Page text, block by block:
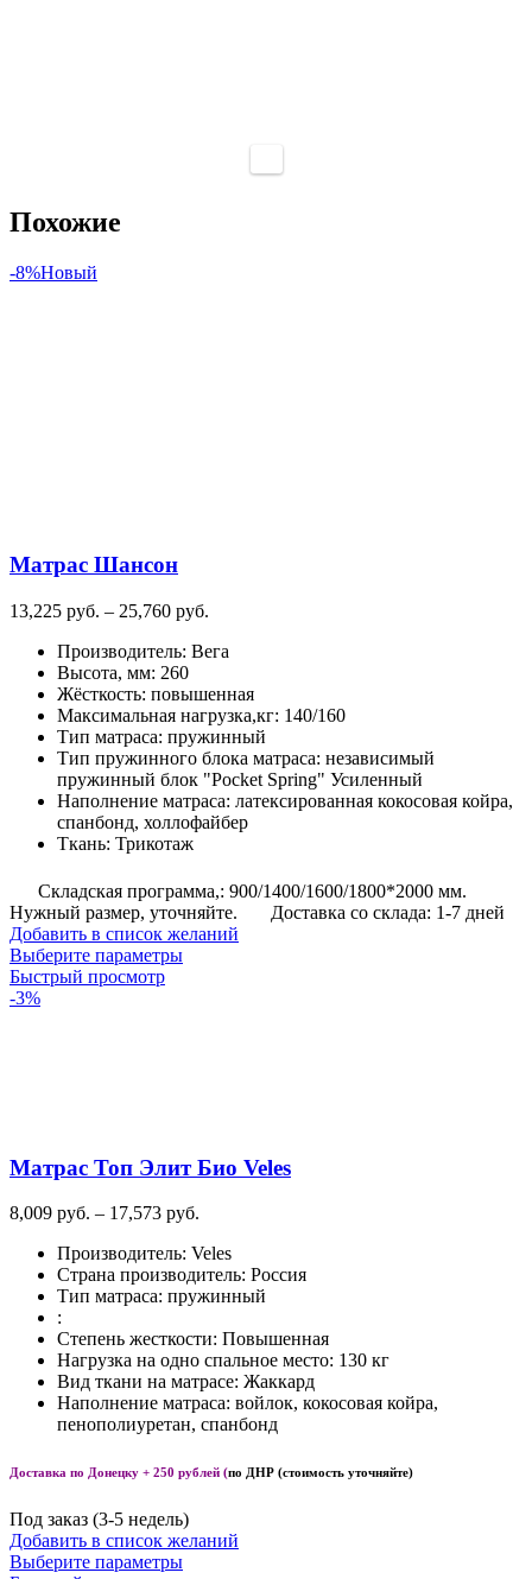
Похожие
-8%Новый
Матрас Шансон
13,225 руб. – 25,760 руб.
13,225
–
25,760
руб.
Производитель: Вега
Высота, мм: 260
Жёсткость: повышенная
Максимальная нагрузка,кг: 140/160
Тип матраса: пружинный
Тип пружинного блока матраса: независимый
пружинный блок "Pocket Spring" Усиленный
Наполнение матраса: латексированная кокосовая койра,
спанбонд, холлофайбер
Ткань: Трикотаж
Складская программа,: 900/1400/1600/1800*2000 мм.
Нужный размер, уточняйте.
Доставка со склада: 1-7 дней
Добавить в список желаний
Выберите параметрыЭтот
товара.
Быстрый просмотр
-3%
Матрас Топ Элит Био Veles
8,009 руб. – 17,573 руб.
8,009
руб.
–
руб.
Производитель: Veles
Страна производитель: Россия
Тип матраса: пружинный
:
Степень жесткости: Повышенная
Нагрузка на одно спальное место: 130 кг
Вид ткани на матрасе: Жаккард
Наполнение матраса: войлок, кокосовая койра,
пенополиуретан, спанбонд
Доставка по Донецку + 250 рублей (по ДНР (стоимость уточняйте)
Под заказ (3-5 недель)
Добавить в список желаний
Выберите параметрыЭтот